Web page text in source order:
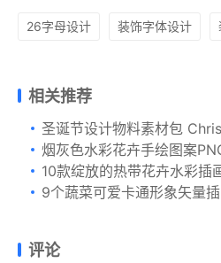
26字母设计 装饰字体设计
相关推荐
圣诞节设计物料素材包
烟灰色水彩花卉手绘图案PNG素材
10款绽放的热带花卉水彩插画套装 10
9个蔬菜可爱卡通形象矢量插画v2 9 Cute
评论